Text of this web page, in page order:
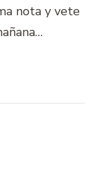
nota y vete